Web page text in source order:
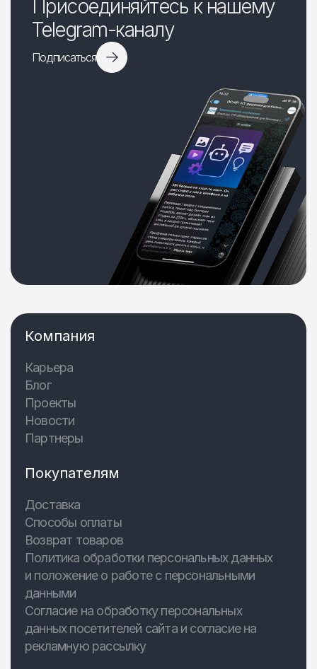
Присоединяйтесь к нашему
Telegram-каналу
Подписаться
Компания
Карьера
Блог
Проекты
Новости
Партнеры
Покупателям
Доставка
Способы оплаты
Возврат товаров
Политика обработки персональных данных
и положение о работе с персональными
данными
Согласие на обработку персональных
данных посетителей сайта и согласие на
рекламную рассылку